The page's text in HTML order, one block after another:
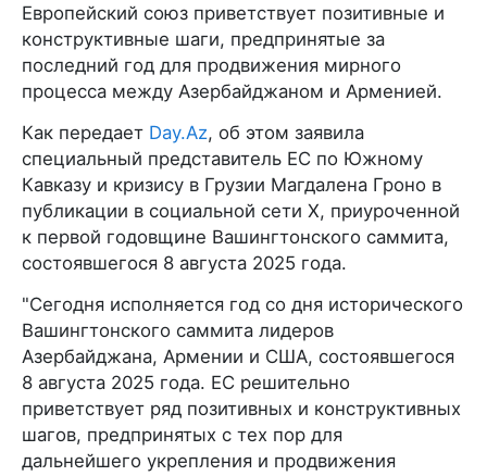
Европейский союз приветствует позитивные и
конструктивные шаги, предпринятые за
последний год для продвижения мирного
процесса между Азербайджаном и Арменией.
Как передает Day.Az, об этом заявила
специальный представитель ЕС по Южному
Кавказу и кризису в Грузии Магдалена Гроно в
публикации в социальной сети X, приуроченной
к первой годовщине Вашингтонского саммита,
состоявшегося 8 августа 2025 года.
"Сегодня исполняется год со дня исторического
Вашингтонского саммита лидеров
Азербайджана, Армении и США, состоявшегося
8 августа 2025 года. ЕС решительно
приветствует ряд позитивных и конструктивных
шагов, предпринятых с тех пор для
дальнейшего укрепления и продвижения